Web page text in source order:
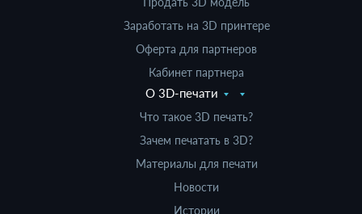
Заработать на 3D принтере
Оферта для партнеров
Кабинет партнера
О 3D-печати
Что такое 3D печать?
Зачем печатать в 3D?
Материалы для печати
Новости
Истории